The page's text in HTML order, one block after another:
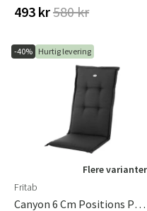
493 kr580 kr
-40% Hurtig levering
Flere varianter
Fritab
Canyon 6 Cm Positions Pude I Strukturdralon Sort